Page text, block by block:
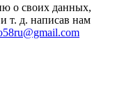
о своих данных,
и т. д. написав нам